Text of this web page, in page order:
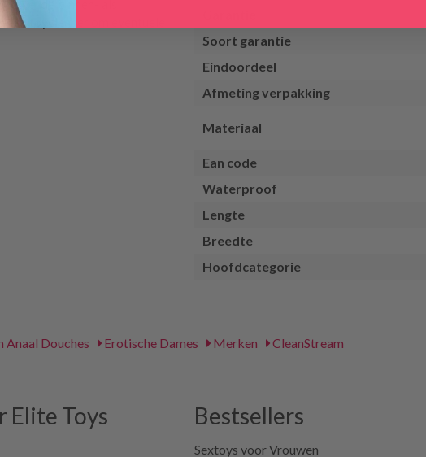
de binnen- als
toycleaner om eventuele
Soort garantie
Eindoordeel
Afmeting verpakking
Materiaal
Ean code
Waterproof
Lengte
Breedte
Hoofdcategorie
Douches Erotische Dames Merken CleanStream
Elite Toys Bestsellers
Sextoys voor Vrouwen